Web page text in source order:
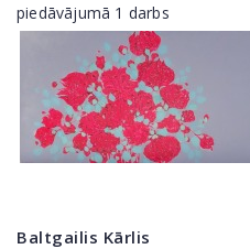
piedāvājumā 1 darbs
Baltgailis Kārlis